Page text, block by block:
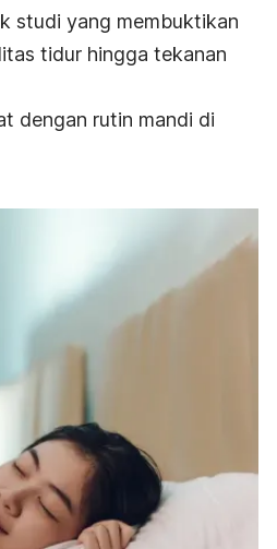
studi yang membuktikan
tidur hingga tekanan
dengan rutin mandi di